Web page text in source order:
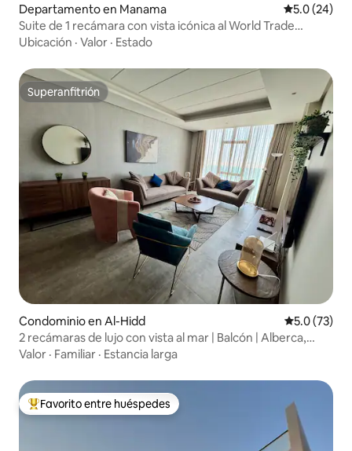
Departamento en Manama Calificación
5.0 (24)
Suite de 1 recámara con vista icónica al World Trade
Center FPH410O
Ubicación · Valor · Estado
Superanfitrión
Superanfitrión
Condominio en Al-Hidd Calificación
5.0 (73)
2 recámaras de lujo con vista al mar | Balcón | Alberca,
gimnasio y cine
Valor · Familiar · Estancia larga
De los mejores en Favorito entre huéspedes
Favorito entre huéspedes